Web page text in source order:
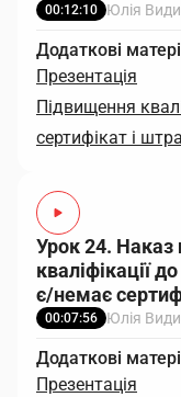
00:12:10 Юлія
Додаткові
Презентація
Підвищення
сертифікат і
Урок 24. Наказ
кваліфікації
є/немає
00:07:56 Юлія
Додаткові
Презентація